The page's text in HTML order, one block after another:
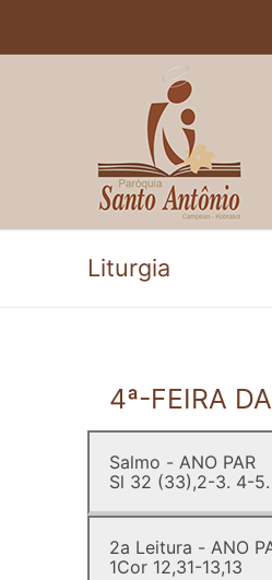
Liturgia
4ª-FEIRA
Salmo - ANO PAR
Sl 32 (33),2-3. 4-5.
2a Leitura - ANO
1Cor 12,31-13,13